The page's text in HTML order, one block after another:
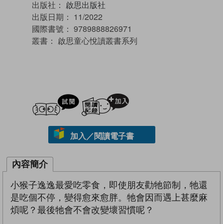
出版社： 啟思出版社
出版日期： 11/2022
國際書號： 9789888826971
叢書： 啟思童心悅讀叢書系列
試閲
加入／閱讀電子書
內容簡介
小猴子逸逸最愛吃零食，即使朋友勸牠節制，牠還
是吃個不停，變得愈來愈胖。牠會因而遇上甚麼麻
煩呢？最後牠會不會改變壞習慣呢？